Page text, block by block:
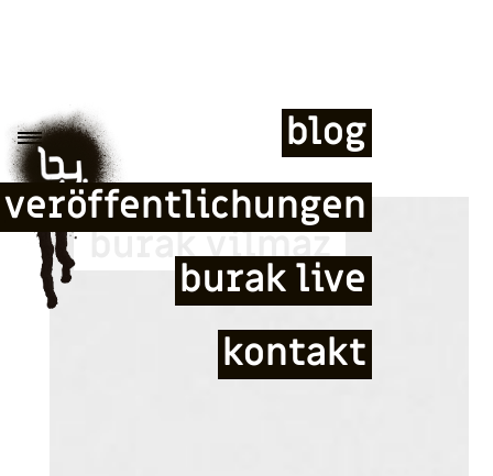
blog
veröffentlichungen
burak live
kontakt
burak yilmaz